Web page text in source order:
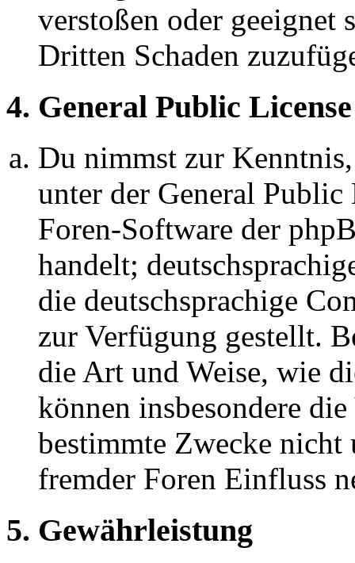
verstoßen oder geeignet
Dritten Schaden
4. General Public License
Du nimmst zur
unter der General
Foren-Software der
handelt;
die deutschsprachige
zur Verfügung gestellt.
die Art und Weise, wie
können insbesondere
bestimmte Zwecke nicht
fremder Foren Einfluss
5. Gewährleistung